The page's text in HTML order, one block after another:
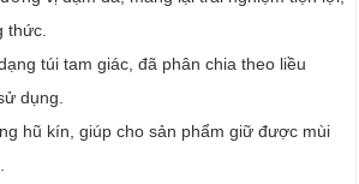
thức.
túi tam giác, đã phân chia theo liều
dụng.
hũ kín, giúp cho sản phẩm giữ được mùi